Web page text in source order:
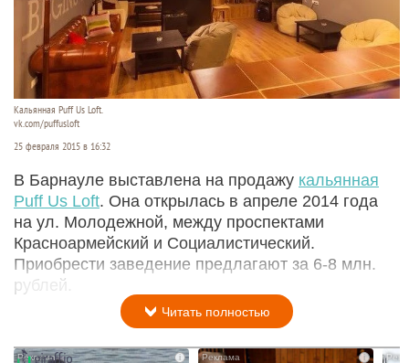
Кальянная Puff Us Loft.
vk.com/puffusloft
25 февраля 2015 в 16:32
В Барнауле выставлена на продажу кальянная
Puff Us Loft. Она открылась в апреле 2014 года
на ул. Молодежной, между проспектами
Красноармейский и Социалистический.
Приобрести заведение предлагают за 6-8 млн.
рублей.
Читать полностью
i